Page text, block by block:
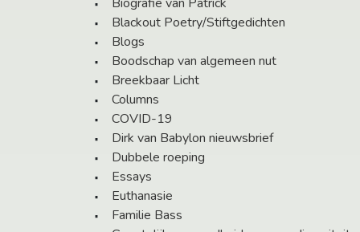
Blackout Poetry/Stiftgedichten
Blogs
Boodschap van algemeen nut
Breekbaar Licht
Columns
COVID-19
Dirk van Babylon nieuwsbrief
Dubbele roeping
Essays
Euthanasie
Familie Bass